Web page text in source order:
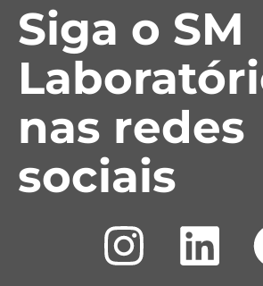
Siga o SM
nas redes
sociais